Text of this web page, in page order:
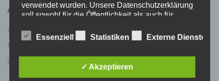
ARCHIV
Oktober 2023
April 2023
März 2023
Januar 2023
verwendet wurden. Unsere Datenschutzerklärung
soll sowohl für die Öffentlichkeit als auch für
lesbar und verständlich sein. Um dies zu
Wir verwenden in dieser Datenschutzerklärung
unter anderem die folgenden Begriffe:
Essenziell Statistiken Externe Dienste
✓ Akzeptieren